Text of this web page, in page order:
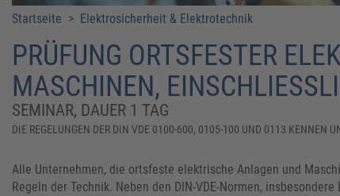
Startseite > Elektrosicherheit & Elektrotechnik
PRÜFUNG ORTSFESTER
MASCHINEN,
SEMINAR, DAUER 1 TAG
DIE REGELUNGEN DER DIN VDE 0100-600, 0105-100 UND 0113 KENNEN
Alle Unternehmen, die ortsfeste elektrische Anlagen und
Regeln der Technik. Neben den DIN-VDE-Normen,